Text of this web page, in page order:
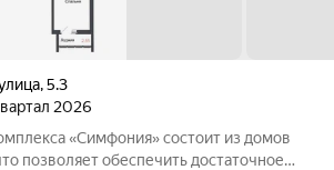
,5.3
2026
«Симфония» состоит из домов
позволяет обеспечить достаточное